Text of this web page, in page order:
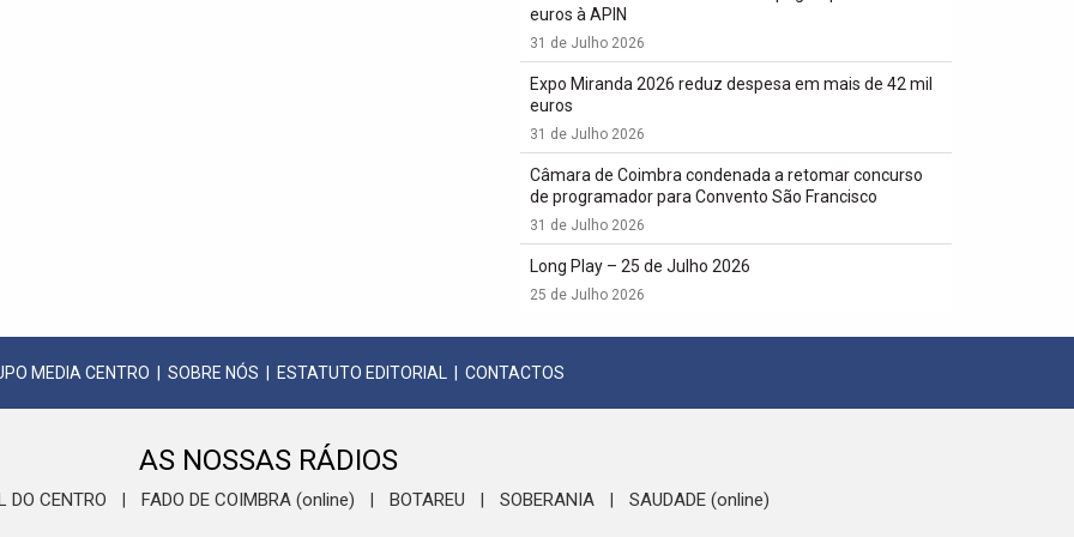
euros à APIN
31 de Julho 2026
Expo Miranda 2026 reduz despesa em mais de 42 mil
euros
31 de Julho 2026
Câmara de Coimbra condenada a retomar concurso
de programador para Convento São Francisco
31 de Julho 2026
Long Play – 25 de Julho 2026
25 de Julho 2026
MEDIA CENTRO SOBRE NÓS ESTATUTO EDITORIAL CONTACTOS
AS NOSSAS RÁDIOS
DO CENTRO FADO DE COIMBRA (online) BOTAREU SOBERANIA SAUDADE (online)